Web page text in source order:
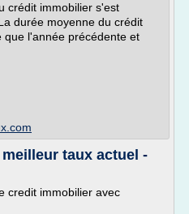
crédit immobilier s'est
durée moyenne du crédit
que l'année précédente et
taux actuel -
credit immobilier avec